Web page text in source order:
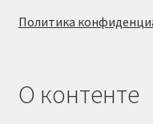
Политика
О контенте